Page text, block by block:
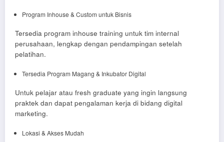
Program Inhouse & Custom untuk Bisnis
Tersedia program inhouse training untuk tim internal
perusahaan, lengkap dengan pendampingan setelah
pelatihan.
Tersedia Program Magang & Inkubator Digital
Untuk pelajar atau fresh graduate yang ingin langsung
praktek dan dapat pengalaman kerja di bidang digital
marketing.
Lokasi & Akses Mudah